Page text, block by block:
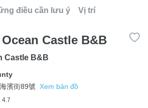
điều cần lưu ý Vị trí
Castle B&B
Castle B&B
濱街89號
Xem bản đồ
4.7